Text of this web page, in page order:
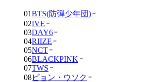
01BTS(防弾少年団)
02IVE
03DAY6
04RIIZE
05NCT
06BLACKPINK
07TWS
08ピョン・ウソク